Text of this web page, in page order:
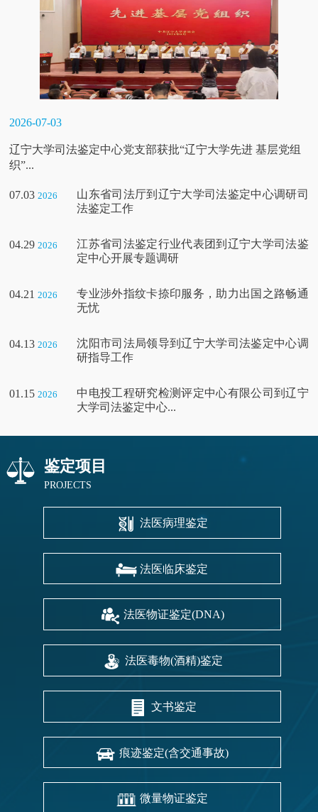
2026-07-03
辽宁大学司法鉴定中心党支部获批“辽宁大学先进 基层党组
织”...
07.03 2026
山东省司法厅到辽宁大学司法鉴定中心调研司
法鉴定工作
04.29 2026
江苏省司法鉴定行业代表团到辽宁大学司法鉴
定中心开展专题调研
04.21 2026
专业涉外指纹卡捺印服务，助力出国之路畅通
无忧
04.13 2026
沈阳市司法局领导到辽宁大学司法鉴定中心调
研指导工作
01.15 2026
中电投工程研究检测评定中心有限公司到辽宁
大学司法鉴定中心...
鉴定项目
PROJECTS
法医病理鉴定
法医临床鉴定
法医物证鉴定(DNA)
法医毒物(酒精)鉴定
文书鉴定
痕迹鉴定(含交通事故)
微量物证鉴定